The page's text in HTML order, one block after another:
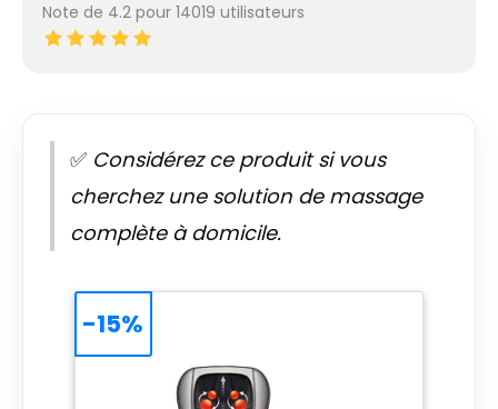
Note de 4.2 pour 14019 utilisateurs
✅ Considérez ce produit si vous
cherchez une solution de massage
complète à domicile.
-15%